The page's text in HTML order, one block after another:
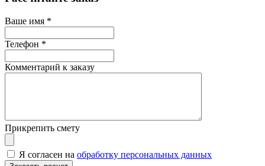
Ваше имя *
Телефон *
Комментарий к заказу
Прикрепить смету
Я согласен на обработку персональных данных